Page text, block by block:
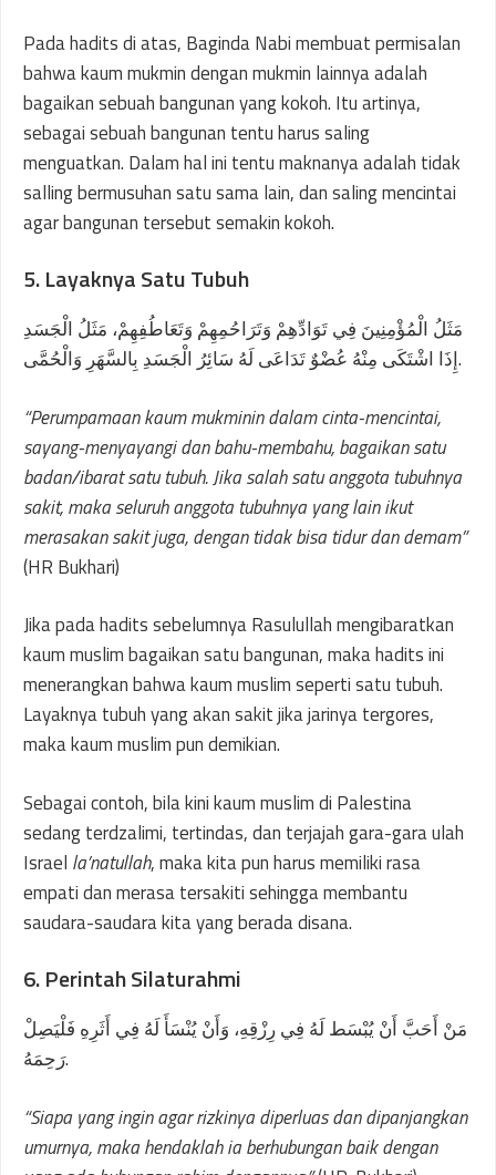
Pada hadits di atas, Baginda Nabi membuat permisalan
bahwa kaum mukmin dengan mukmin lainnya adalah
bagaikan sebuah bangunan yang kokoh. Itu artinya,
sebagai sebuah bangunan tentu harus saling
menguatkan. Dalam hal ini tentu maknanya adalah tidak
salling bermusuhan satu sama lain, dan saling mencintai
agar bangunan tersebut semakin kokoh.
5. Layaknya Satu Tubuh
مَثَلُ الْمُؤْمِنِينَ فِي تَوَادِّهِمْ وَتَرَاحُمِهِمْ وَتَعَاطُفِهِمْ، مَثَلُ الْجَسَدِ
إِذَا اشْتَكَى مِنْهُ عُضْوٌ تَدَاعَى لَهُ سَائِرُ الْجَسَدِ بِالسَّهَرِ وَالْحُمَّى.
“Perumpamaan kaum mukminin dalam cinta-mencintai,
sayang-menyayangi dan bahu-membahu, bagaikan satu
badan/ibarat satu tubuh. Jika salah satu anggota tubuhnya
sakit, maka seluruh anggota tubuhnya yang lain ikut
merasakan sakit juga, dengan tidak bisa tidur dan demam”
(HR Bukhari)
Jika pada hadits sebelumnya Rasulullah mengibaratkan
kaum muslim bagaikan satu bangunan, maka hadits ini
menerangkan bahwa kaum muslim seperti satu tubuh.
Layaknya tubuh yang akan sakit jika jarinya tergores,
maka kaum muslim pun demikian.
Sebagai contoh, bila kini kaum muslim di Palestina
sedang terdzalimi, tertindas, dan terjajah gara-gara ulah
Israel la’natullah, maka kita pun harus memiliki rasa
empati dan merasa tersakiti sehingga membantu
saudara-saudara kita yang berada disana.
6. Perintah Silaturahmi
مَنْ أَحَبَّ أَنْ يُبْسَط لَهُ فِي رِزْقِهِ، وَأَنْ يُنْسَأَ لَهُ فِي أَثَرِهِ فَلْيَصِلْ
رَحِمَهُ.
“Siapa yang ingin agar rizkinya diperluas dan dipanjangkan
umurnya, maka hendaklah ia berhubungan baik dengan